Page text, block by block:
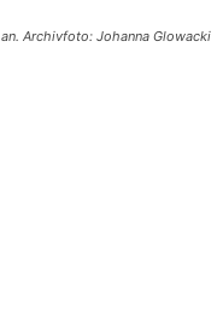
Archivfoto: Johanna Glowacki